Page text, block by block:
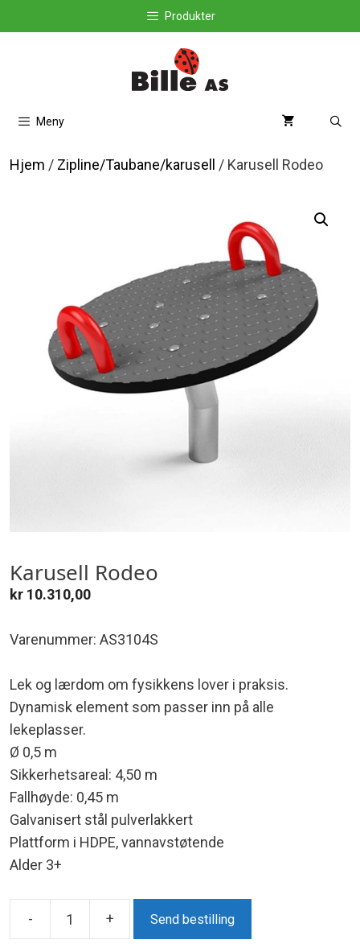
til
Produkter
Meny
Hjem / Zipline/Taubane/karusell / Karusell Rodeo
Karusell Rodeo
kr 10.310,00
Varenummer: AS3104S
Lek og lærdom om fysikkens lover i praksis.
Dynamisk element som passer inn på alle
lekeplasser.
Ø 0,5 m
Sikkerhetsareal: 4,50 m
Fallhøyde: 0,45 m
Galvanisert stål pulverlakkert
Plattform i HDPE, vannavstøtende
Alder 3+
-
Karusell
+ Send bestilling